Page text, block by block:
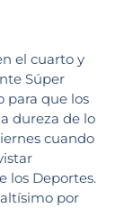
el cuarto y
Súper
para que los
dureza de lo
cuando
los Deportes.
por